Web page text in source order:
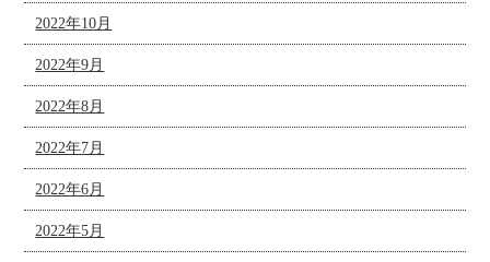
2022年10月
2022年9月
2022年8月
2022年7月
2022年6月
2022年5月